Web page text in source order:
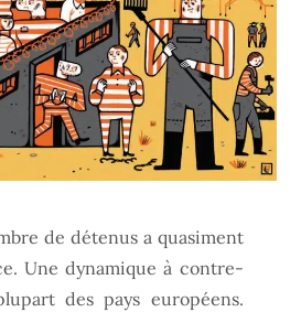
de détenus a quasiment
Une dynamique à contre-
des pays européens.